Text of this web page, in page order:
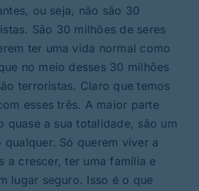
ou seja, não são 30
São 30 milhões de seres
ter uma vida normal como
no meio desses 30 milhões
terroristas. Claro que temos
esses três. A maior parte
quase a sua totalidade, são um
Só querem viver a
a crescer, ter uma família e
lugar seguro. Isso é o que